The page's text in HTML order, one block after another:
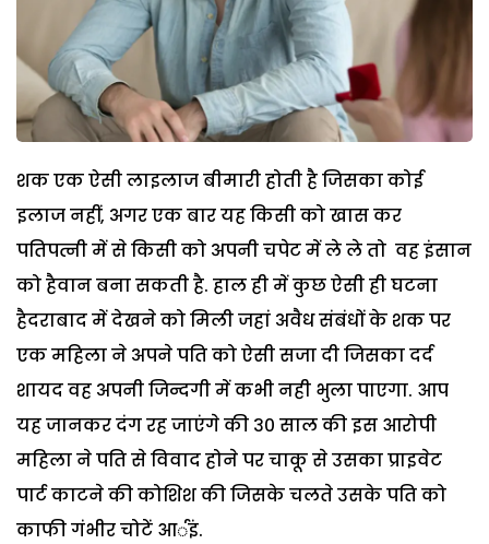
शक एक ऐसी लाइलाज बीमारी होती है जिसका कोई
इलाज नहीं, अगर एक बार यह किसी को खास कर
पतिपत्नी में से किसी को अपनी चपेट में ले ले तो वह इंसान
को हैवान बना सकती है. हाल ही में कुछ ऐसी ही घटना
हैदराबाद में देखने को मिली जहां अवैध संबंधों के शक पर
एक महिला ने अपने पति को ऐसी सजा दी जिसका दर्द
शायद वह अपनी जिन्दगी में कभी नही भुला पाएगा. आप
यह जानकर दंग रह जाएंगे की ३० साल की इस आरोपी
महिला ने पति से विवाद होने पर चाकू से उसका प्राइवेट
पार्ट काटने की कोशिश की जिसके चलते उसके पति को
काफी गंभीर चोटें आर्इं.